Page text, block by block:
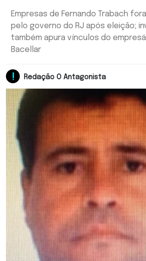
Empresas de Fernando Trabach
pelo governo do RJ após eleição;
também apura vínculos do
Bacellar
Redação O Antagonista